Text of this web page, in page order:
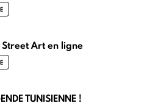
Art en ligne
TUNISIENNE !